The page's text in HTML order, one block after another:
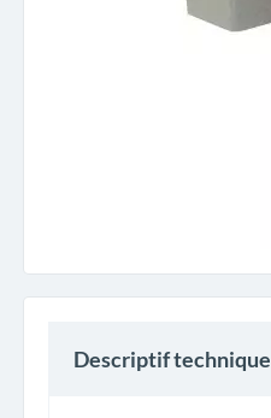
Descriptif technique